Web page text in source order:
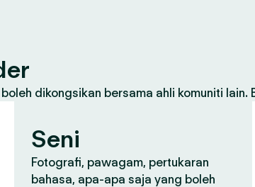
dikongsikan bersama ahli komuniti
Seni
Fotografi, pawagam, pertukaran
bahasa, apa-apa saja yang boleh